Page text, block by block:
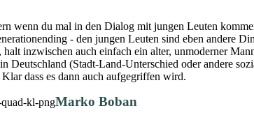
wenn du mal in den Dialog mit jungen Leuten
- den jungen Leuten sind eben andere
inzwischen auch einfach ein alter, unmoderner
Deutschland (Stadt-Land-Unterschied oder andere
dass es dann auch aufgegriffen wird.
Marko Boban